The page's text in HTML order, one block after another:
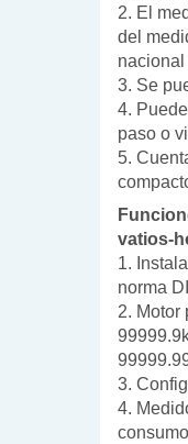
2. El
del
3. Se
4.
paso o
5.
vatios-
1.
norma
2. Motor
3.
4.